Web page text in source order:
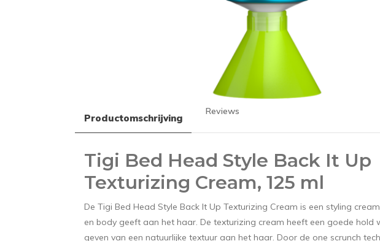
Productomschrijving
Reviews
Tigi Bed Head Style Back It Up
Texturizing Cream, 125 ml
De Tigi Bed Head Style Back It Up Texturizing Cream is een styling
en body geeft aan het haar. De texturizing cream heeft een goede hold
geven van een natuurlijke textuur aan het haar. Door de one scrunch